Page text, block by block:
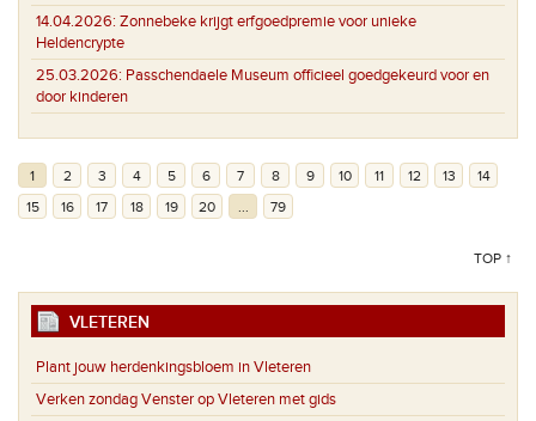
14.04.2026: Zonnebeke krijgt erfgoedpremie voor unieke
Heldencrypte
25.03.2026: Passchendaele Museum officieel goedgekeurd voor en
door kinderen
1 2 3 4 5 6 7 8 9 10 11 12 13
14
15
16 17 18 19 20 79
TOP ↑
VLETEREN
Plant jouw herdenkingsbloem in Vleteren
Verken zondag Venster op Vleteren met gids